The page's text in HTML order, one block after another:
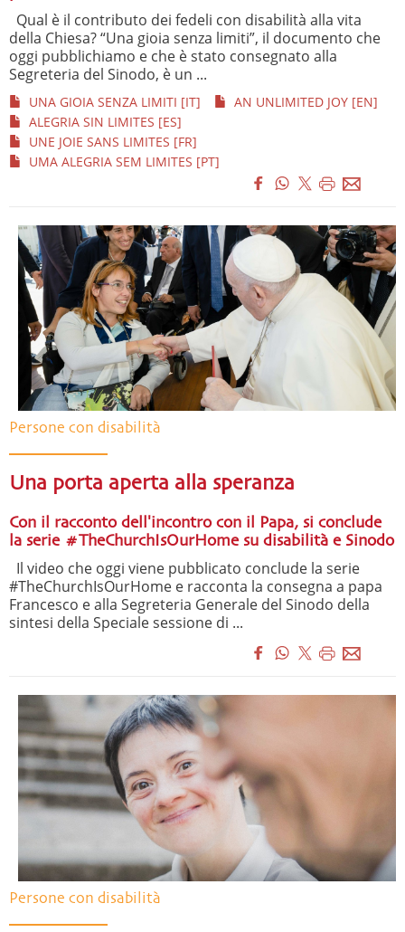
Qual è il contributo dei fedeli con disabilità alla vita
della Chiesa? “Una gioia senza limiti”, il documento che
oggi pubblichiamo e che è stato consegnato alla
Segreteria del Sinodo, è un ...
UNA GIOIA SENZA LIMITI [IT]
AN UNLIMITED JOY [EN]
ALEGRIA SIN LIMITES [ES]
UNE JOIE SANS LIMITES [FR]
UMA ALEGRIA SEM LIMITES [PT]
Persone con disabilità
Una porta aperta alla speranza
Con il racconto dell'incontro con il Papa, si conclude
la serie #TheChurchIsOurHome su disabilità e Sinodo
Il video che oggi viene pubblicato conclude la serie
#TheChurchIsOurHome e racconta la consegna a papa
Francesco e alla Segreteria Generale del Sinodo della
sintesi della Speciale sessione di ...
Persone con disabilità